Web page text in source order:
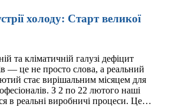
холоду: Старт великої
та кліматичній галузі дефіцит
— це не просто слова, а реальний
стає вирішальним місяцем для
З 2 по 22 лютого наші
в реальні виробничі процеси. Це…